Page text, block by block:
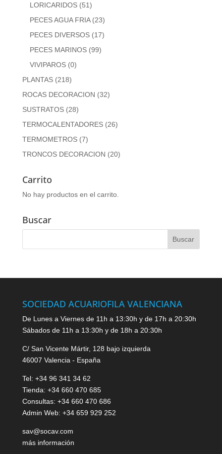
LORICARIDOS (51)
PECES AGUA FRIA (23)
PECES DIVERSOS (17)
PECES MARINOS (99)
VIVIPAROS (0)
PLANTAS (218)
ROCAS DECORACION (32)
SUSTRATOS (28)
TERMOCALENTADORES (26)
TERMOMETROS (7)
TRONCOS DECORACION (20)
Carrito
No hay productos en el carrito.
Buscar
SOCIEDAD ACUARIOFILA VALENCIANA
De Lunes a Viernes de 11h a 13:30h y de 17h a 20:30h
Sábados de 11h a 13:30h y de 18h a 20:30h
C/ San Vicente Mártir, 128 bajo izquierda
46007 Valencia - España
Tel: +34 96 341 34 62
Tienda: +34 660 470 685
Consultas: +34 660 470 686
Admin Web: +34 659 929 252
sav@socav.com
más información